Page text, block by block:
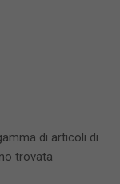
di articoli di
trovata